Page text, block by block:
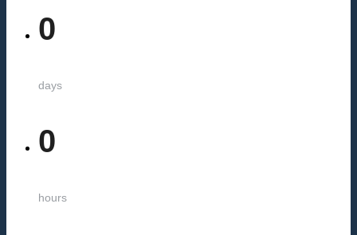
0
days
0
hours